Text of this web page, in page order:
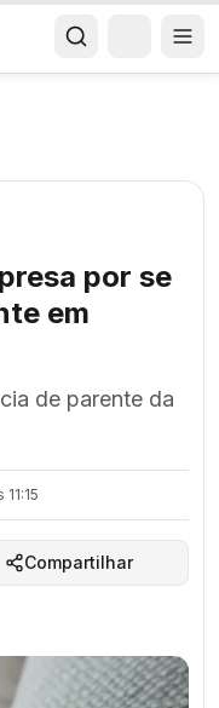
por se
em
de parente da
Compartilhar